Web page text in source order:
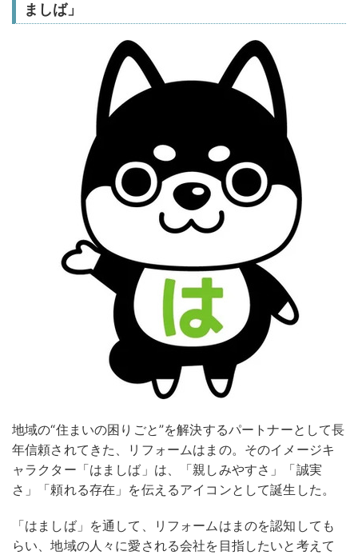
ましば」
地域の“住まいの困りごと”を解決するパートナーとして長
年信頼されてきた、リフォームはまの。そのイメージキ
ャラクター「はましば」は、「親しみやすさ」「誠実
さ」「頼れる存在」を伝えるアイコンとして誕生した。
「はましば」を通して、リフォームはまのを認知しても
らい、地域の人々に愛される会社を目指したいと考えて